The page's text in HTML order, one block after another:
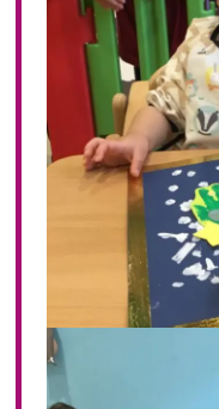
2023年 05月(20)
2023年 04月(20)
2023年 03月(22)
2023年 02月(19)
2023年 01月(19)
2022
2022年 11月(20)
2022年 10月(20)
2022年 09月(20)
2022年 08月(22)